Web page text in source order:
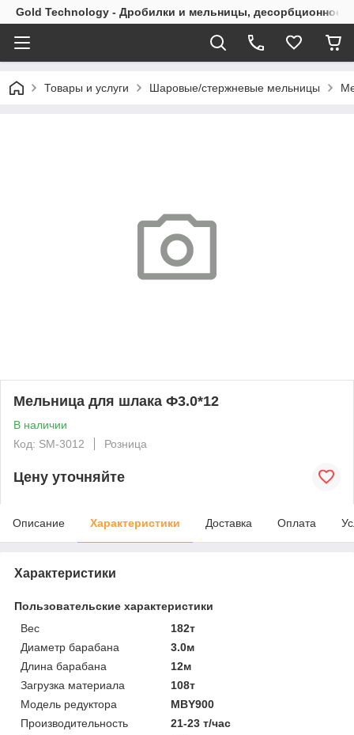
Gold Technology - Дробилки и мельницы, десорбционное
Товары и услуги Шаровые/стержневые мельницы
Мельница для шлака Ф3.0*12
В наличии
Код: SM-3012
Розница
Цену уточняйте
Описание Характеристики Доставка Оплата
Характеристики
Пользовательские характеристики
Вес
182т
Диаметр барабана
3.0м
Длина барабана
12м
Загрузка материала
108т
Модель редуктора
MBY900
Производительность
21-23 т/час